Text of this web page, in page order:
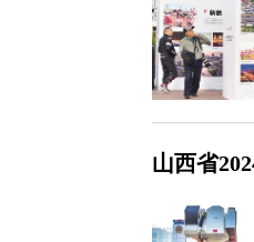
山西省